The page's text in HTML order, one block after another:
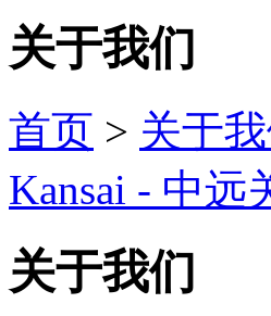
关于我们
首页 > 关于
Kansai - 中远
关于我们